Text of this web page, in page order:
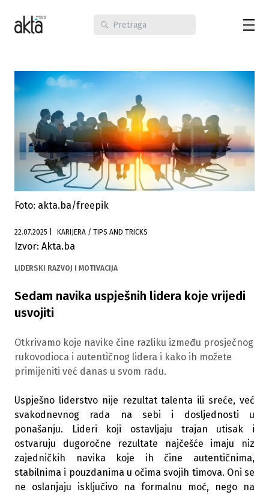
Foto: akta.ba/freepik
22.07.2025 KARIJERA / TIPS AND TRICKS
Izvor: Akta.ba
LIDERSKI RAZVOJ I MOTIVACIJA
Sedam navika uspješnih lidera koje vrijedi
usvojiti
Otkrivamo koje navike čine razliku između prosječnog
rukovodioca i autentičnog lidera i kako ih možete
primijeniti već danas u svom radu.
Uspješno liderstvo nije rezultat talenta ili sreće, već
svakodnevnog rada na sebi i dosljednosti u
ponašanju. Lideri koji ostavljaju trajan utisak i
ostvaruju dugoročne rezultate najčešće imaju niz
zajedničkih navika koje ih čine autentičnima,
stabilnima i pouzdanima u očima svojih timova. Oni se
ne oslanjaju isključivo na formalnu moć, nego na